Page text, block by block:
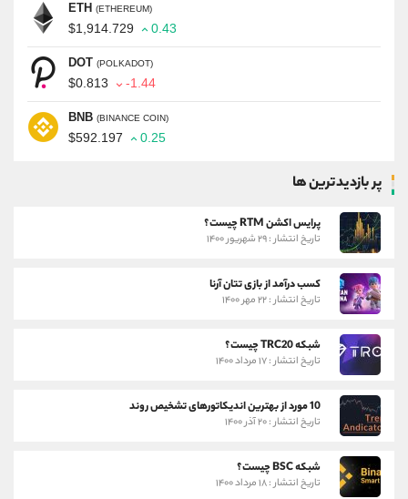
ETH (ETHEREUM)
$1,914.729 0.43
DOT (POLKADOT)
$0.813 -1.44
BNB (BINANCE COIN)
$592.197 0.25
پر بازدیدترین ها
پرایس اکشن RTM چیست؟
تاریخ انتشار : ۲۹ شهریور ۱۴۰۰
کسب درآمد از بازی تتان آرنا
تاریخ انتشار : ۲۲ مهر ۱۴۰۰
شبکه TRC20 چیست؟
تاریخ انتشار : ۱۷ مرداد ۱۴۰۰
10 مورد از بهترین اندیکاتورهای تشخیص روند
تاریخ انتشار : ۲۰ آذر ۱۴۰۰
شبکه BSC چیست؟
تاریخ انتشار : ۱۸ مرداد ۱۴۰۰